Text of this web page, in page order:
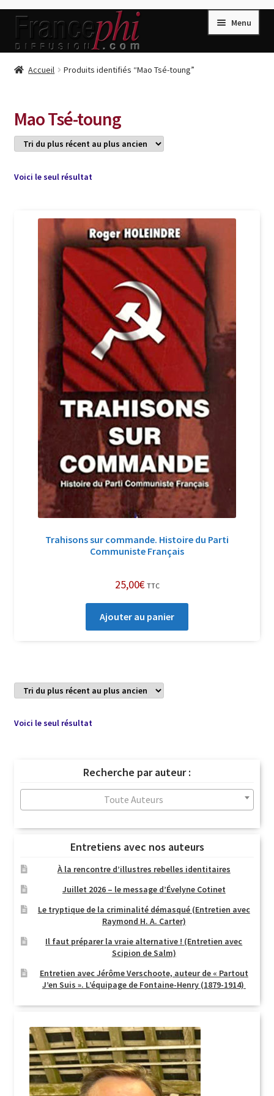
Aller
la
Aller
contenu
Menu
Accueil
Conditions de Vente
Connection
Listes d’Envies
Livres de Peter Randa
Livres de Philippe Randa
Login Customizer
Newsletter
Nous Contacter
Politique de confidentialité et cookies
Qui sommes-nous ?
Soutien à Philippe Randa
Suivi de la Commande
Accueil Produits identifiés “Mao Tsé-toung”
Mao Tsé-toung
Voici le seul résultat
Trahisons sur commande. Histoire du Parti
Communiste Français
25,00€ TTC
Ajouter au panier
Voici le seul résultat
Recherche par auteur :
Toute Auteurs
Entretiens avec nos auteurs
À la rencontre d’illustres rebelles identitaires
Juillet 2026 – le message d’Évelyne Cotinet
Le tryptique de la criminalité démasqué (Entretien avec
Raymond H. A. Carter)
Il faut préparer la vraie alternative ! (Entretien avec
Scipion de Salm)
Entretien avec Jérôme Verschoote, auteur de « Partout
J’en Suis ». L’équipage de Fontaine-Henry (1879-1914)